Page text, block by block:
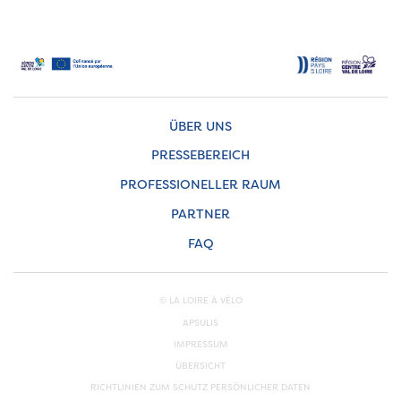
ÜBER UNS
PRESSEBEREICH
PROFESSIONELLER RAUM
PARTNER
FAQ
© LA LOIRE À VÉLO
APSULIS
IMPRESSUM
ÜBERSICHT
RICHTLINIEN ZUM SCHUTZ PERSÖNLICHER DATEN